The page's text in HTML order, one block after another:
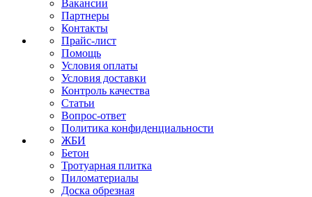
Вакансии
Партнеры
Контакты
Прайс-лист
Помощь
Условия оплаты
Условия доставки
Контроль качества
Статьи
Вопрос-ответ
Политика конфиденциальности
ЖБИ
Бетон
Тротуарная плитка
Пиломатериалы
Доска обрезная